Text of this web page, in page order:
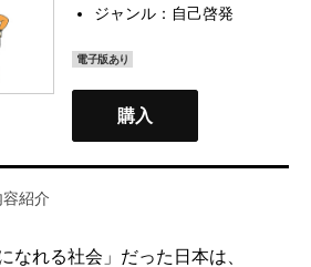
ジャンル： 自己啓発
電子版あり
購入
容紹介
なれる社会」だった日本は、